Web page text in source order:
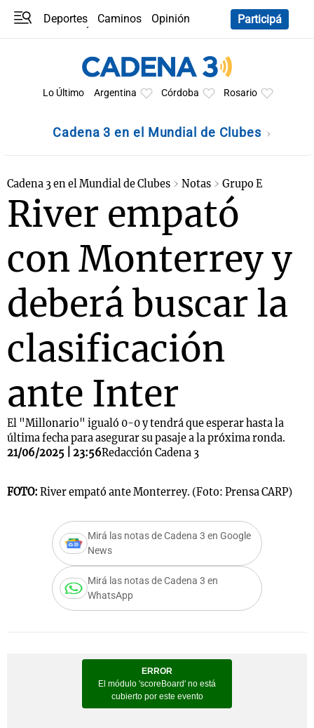
Deportes Caminos
Opinión
Participá
Lo Último Argentina Córdoba Rosario
Cadena 3 en el Mundial de Clubes
Cadena 3 en el Mundial de Clubes Notas Grupo E
River empató
con Monterrey y
deberá buscar la
clasificación
ante Inter
El "Millonario" igualó 0-0 y tendrá que esperar hasta la
última fecha para asegurar su pasaje a la próxima ronda.
21/06/2025 | 23:56Redacción Cadena 3
FOTO: River empató ante Monterrey. (Foto: Prensa CARP)
Mirá las notas de Cadena 3 en Google
News
Mirá las notas de Cadena 3 en
WhatsApp
Notas